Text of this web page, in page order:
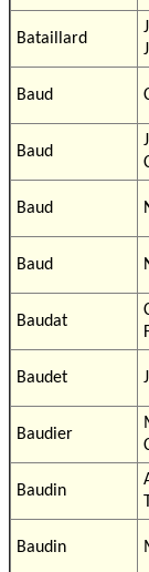
Bataillard
Baud
Baud
Baud
Baud
Baudat
Baudet
Baudier
Baudin
Baudin